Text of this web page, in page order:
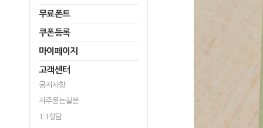
무료폰트
쿠폰등록
마이페이지
고객센터
공지사항
자주묻는질문
1:1상담